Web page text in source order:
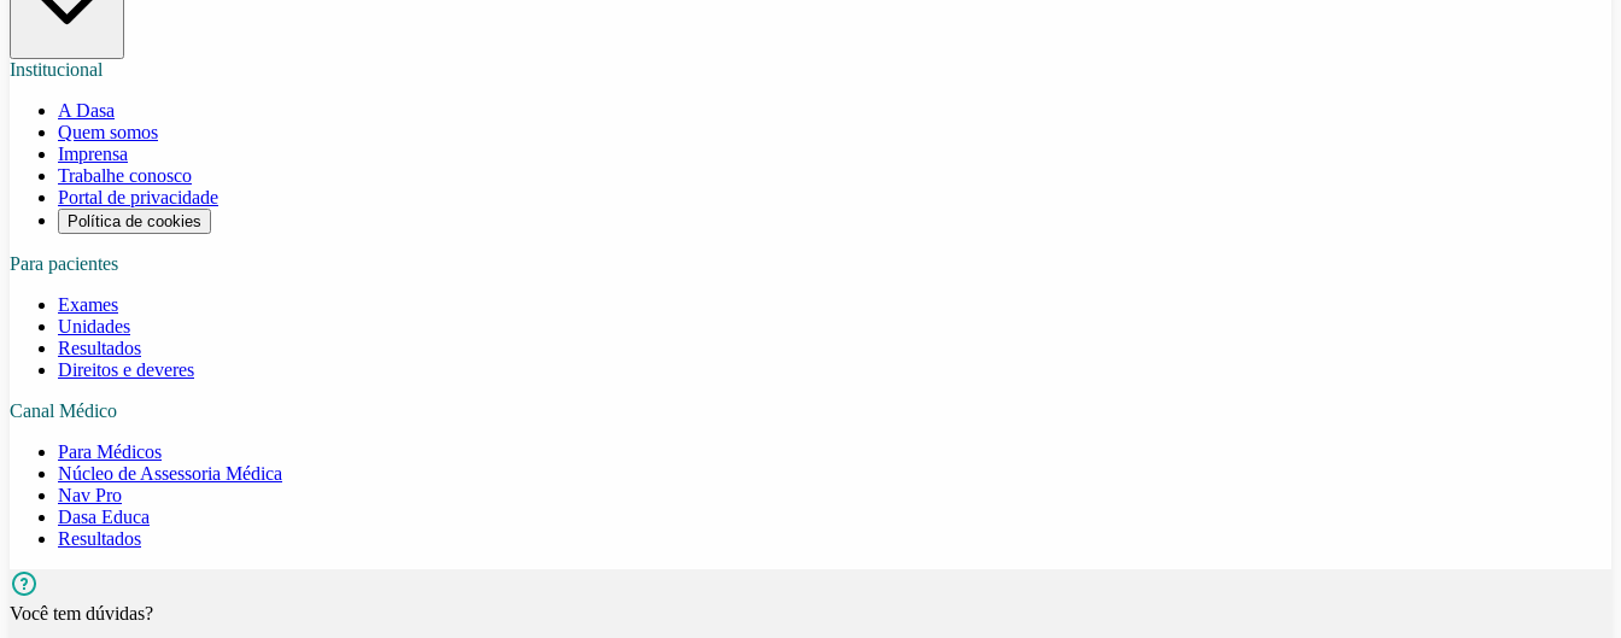
Institucional
A Dasa
Quem somos
Imprensa
Trabalhe conosco
Portal de privacidade
Política de cookies
Para pacientes
Exames
Unidades
Resultados
Direitos e deveres
Canal Médico
Para Médicos
Núcleo de Assessoria Médica
Nav Pro
Dasa Educa
Resultados
Você tem dúvidas?